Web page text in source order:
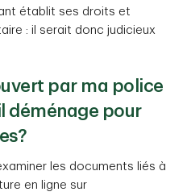
établit ses droits et
: il serait donc judicieux
par ma police
déménage pour
les documents liés à
en ligne sur